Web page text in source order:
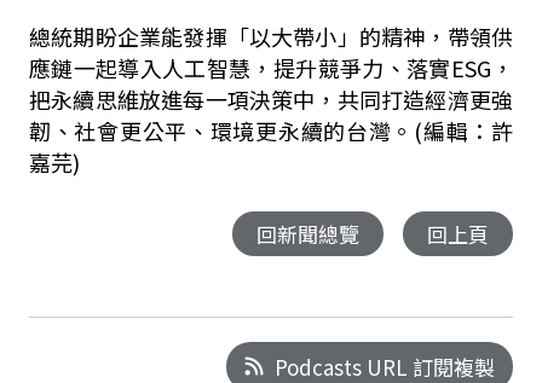
總統期盼企業能發揮「以大帶小」的精神，帶領供
應鏈一起導入人工智慧，提升競爭力、落實ESG ，
把永續思維放進每一項決策中，共同打造經濟更強
韌、社會更公平、環境更永續的台灣。(編輯：許
嘉芫)
回新聞總覽 回上頁
Podcasts URL 訂閱複製